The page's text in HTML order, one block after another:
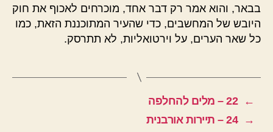
בבאר, והוא אמר רק דבר אחד, מוכרחים לאכוף את חוק
היובש של המחשבים, כדי שהעיר המתוכננת הזאת, כמו
כל שאר הערים, על וירטואליות, לא תתרסק.
←
22 – מלים להחלפה
→
24 – תיירות אורבנית